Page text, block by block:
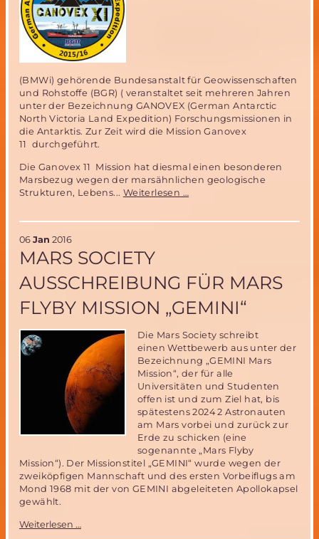
(BMWi) gehörende Bundesanstalt für Geowissenschaften
und Rohstoffe (BGR) ( veranstaltet seit mehreren Jahren
unter der Bezeichnung GANOVEX (German Antarctic
North Victoria Land Expedition) Forschungsmissionen in
die Antarktis. Zur Zeit wird die Mission Ganovex
11 durchgeführt.
Die Ganovex 11 Mission hat diesmal einen besonderen
Marsbezug wegen der marsähnlichen geologische
Strukturen, Lebens... Weiterlesen …
11
Mission
06 Jan 2016
MARS SOCIETY
AUSSCHREIBUNG FÜR MARS
FLYBY MISSION „GEMINI“
Die Mars Society schreibt
einen Wettbewerb aus unter der
Bezeichnung „GEMINI Mars
Mission“, der für alle
Universitäten und Studenten
offen ist und zum Ziel hat, bis
spätestens 2024 2 Astronauten
am Mars vorbei und zurück zur
Erde zu schicken (eine
sogenannte „Mars Flyby
Mission“). Der Missionstitel „GEMINI“ wurde wegen der
zweiköpfigen Mannschaft und des ersten Vorbeiflugs am
Mond 1968 mit der von GEMINI abgeleiteten Apollokapsel
gewählt.
Weiterlesen …